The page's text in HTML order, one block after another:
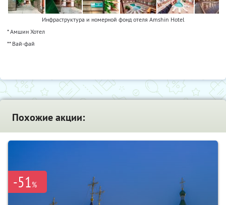
Инфраструктура и номерной фонд отеля Amshin Hotel
* Амшин Хотел
** Вай-фай
Похожие акции:
-51%